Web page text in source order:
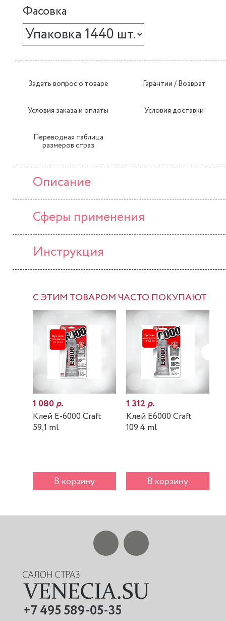
Фасовка
Задать вопрос о товаре Гарантии / Возврат
Условия заказа и оплаты Условия доставки
Переводная таблица
размеров страз
Описание
Сферы применения
Инструкция
С ЭТИМ ТОВАРОМ ЧАСТО ПОКУПАЮТ
1 080р.
Клей E-6000 Craft
59,1 ml
В корзину
1 312р.
Клей E6000 Craft
109.4 ml
В корзину
+7 495 589-05-35